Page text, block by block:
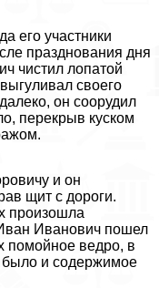
его участники
празднования дня
чистил лопатой
своего
он соорудил
перекрыв куском
и он
щит с дороги.
произошла
Иванович пошел
помойное ведро, в
и содержимое